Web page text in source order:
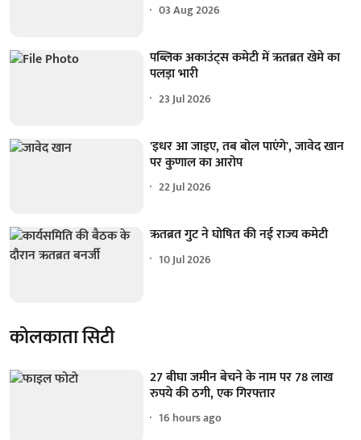
03 Aug 2026
पब्लिक अकाउंट्स कमेटी में ऋतब्रत खेमे का
पलड़ा भारी
23 Jul 2026
'इधर आ जाइए, तब बोल पाएंगे', जावेद खान
पर कुणाल का आरोप
22 Jul 2026
ऋतब्रत गुट ने घोषित की नई राज्य कमेटी
10 Jul 2026
कोलकाता सिटी
27 बीघा जमीन बेचने के नाम पर 78 लाख
रुपये की ठगी, एक गिरफ्तार
16 hours ago